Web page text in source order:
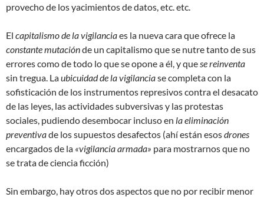
provecho de los yacimientos de datos, etc. etc.
El capitalismo de la vigilanciaes la nueva cara que ofrece la
constante mutaciónde un capitalismo que se nutre tanto de sus
errores como de todo lo que se opone a él, y quese reinventa
sin tregua. Laubicuidad de la vigilanciase completa con la
sofisticación de los instrumentos represivos contra el desacato
de las leyes, las actividades subversivas y las protestas
sociales, pudiendo desembocar incluso en la eliminación
preventivade los supuestos desafectos (ahí están esosdrones
encargados de la «vigilancia armada» para mostrarnos que no
se trata de ciencia ficción)
Sin embargo, hay otros dos aspectos que no por recibir menor